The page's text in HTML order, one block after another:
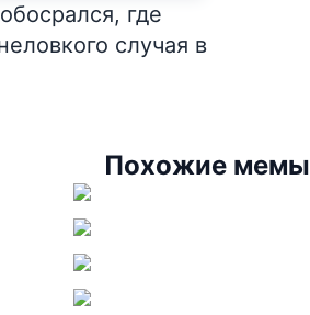
где
случая в
Похожие мемы